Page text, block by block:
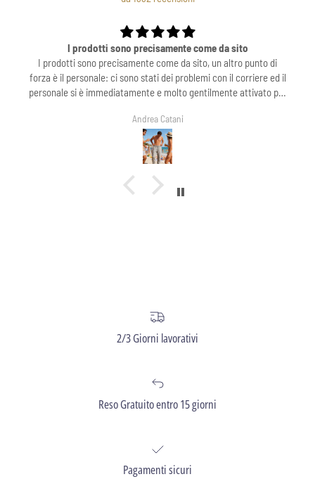
come da sito
da sito, un altro punto di
problemi con il corriere ed il
gentilmente attivato per
Bellissimo ❤️❤️
2/3 Giorni lavorativi
Reso Gratuito entro 15 giorni
Pagamenti sicuri